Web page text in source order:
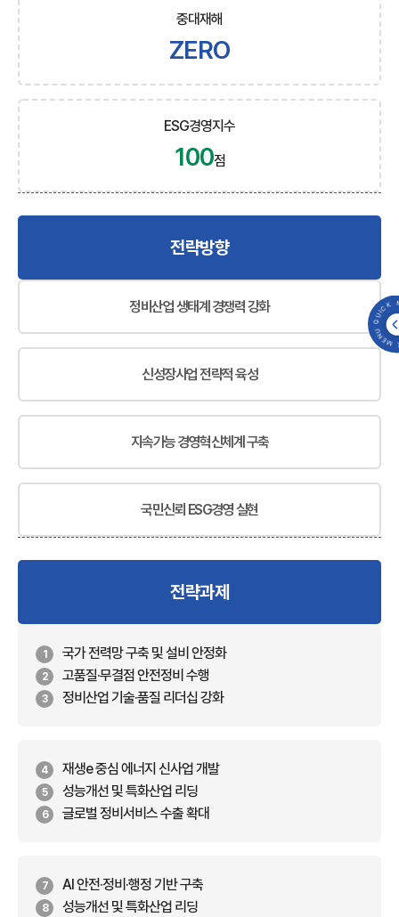
QUICK
중대재해
ZERO
ESG경영지수
100점
전략방향
정비산업 생태계 경쟁력 강화
신성장사업 전략적 육성
지속가능 경영혁신체계 구축
국민신뢰 ESG경영 실현
전략과제
1 국가 전력망 구축 및 설비 안정화
2 고품질·무결점 안전정비 수행
3 정비산업 기술·품질 리더십 강화
4 재생e 중심 에너지 신사업 개발
5 성능개선 및 특화산업 리딩
6 글로벌 정비서비스 수출 확대
7 AI 안전·정비·행정 기반 구축
8 성능개선 및 특화산업 리딩